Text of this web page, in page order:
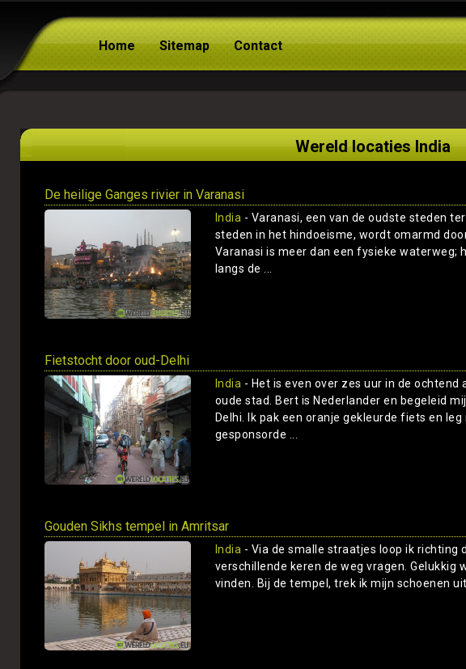
Home Sitemap Contact
Wereld locaties India
De heilige Ganges rivier in Varanasi
India - Varanasi, een van de oudste steden
steden in het hindoeisme, wordt omarmd
Varanasi is meer dan een fysieke waterweg;
langs de ...
Fietstocht door oud-Delhi
India - Het is even over zes uur in de
oude stad. Bert is Nederlander en begeleid
Delhi. Ik pak een oranje gekleurde fiets en
gesponsorde ...
Gouden Sikhs tempel in Amritsar
India - Via de smalle straatjes loop ik richting
verschillende keren de weg vragen.
vinden. Bij de tempel, trek ik mijn schoenen